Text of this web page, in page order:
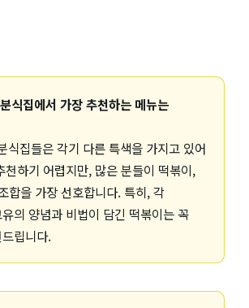
식집에서 가장 추천하는 메뉴는
식집들은 각기 다른 특색을 가지고 있어
천하기 어렵지만, 많은 분들이 떡볶이,
합을 가장 선호합니다. 특히, 각
의 양념과 비법이 담긴 떡볶이는 꼭
립니다.